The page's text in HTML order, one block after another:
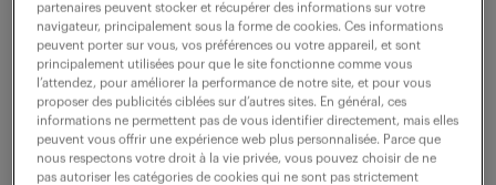
ne ratez aucune
opportunité.
recevez chaque semaine par mail les offres qui
partenaires peuvent stocker et récupérer des informations sur votre
navigateur, principalement sous la forme de cookies. Ces informations
peuvent porter sur vous, vos préférences ou votre appareil, et sont
principalement utilisées pour que le site fonctionne comme vous
l’attendez, pour améliorer la performance de notre site, et pour vous
proposer des publicités ciblées sur d’autres sites. En général, ces
informations ne permettent pas de vous identifier directement, mais elles
peuvent vous offrir une expérience web plus personnalisée. Parce que
nous respectons votre droit à la vie privée, vous pouvez choisir de ne
pas autoriser les catégories de cookies qui ne sont pas strictement